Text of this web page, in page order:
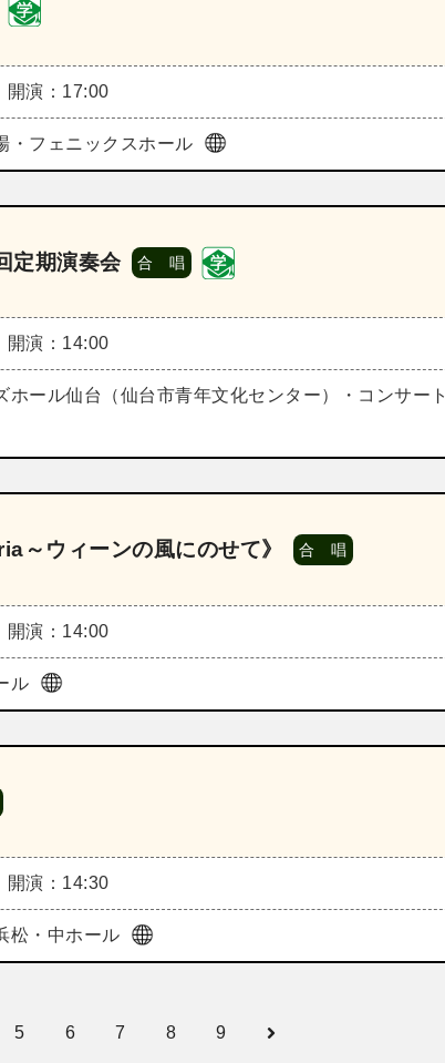
開演：17:00
・フェニックスホール
定期演奏会 合 唱
開演：14:00
ホール仙台（仙台市青年文化センター）・コンサート
～ウィーンの風にのせて》 合 唱
開演：14:00
ル
開演：14:30
松・中ホール
5 6 7 8 9